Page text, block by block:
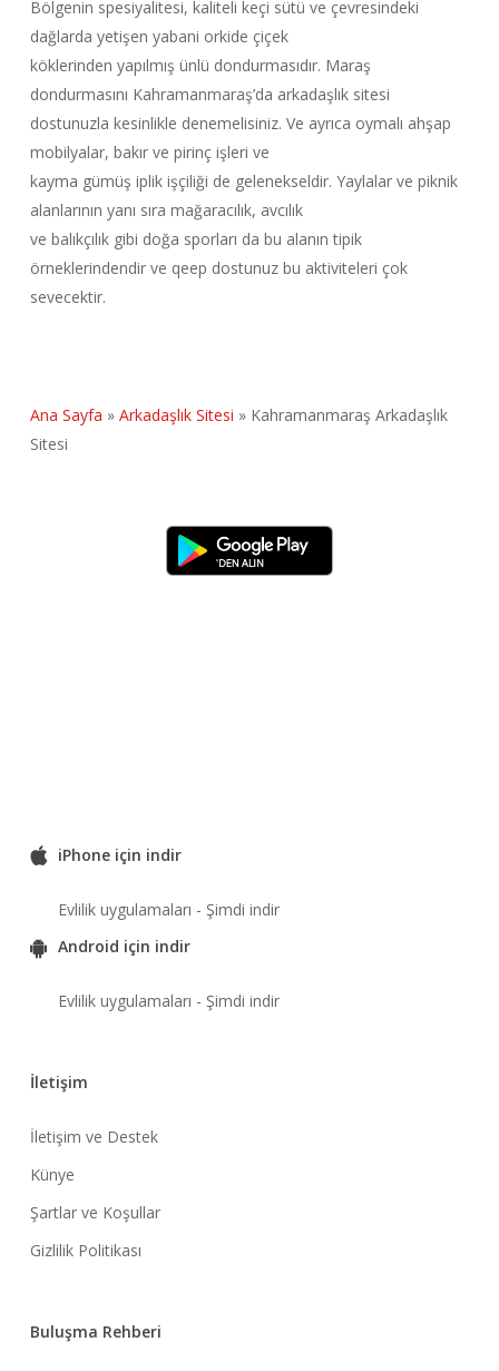
Bölgenin spesiyalitesi, kaliteli keçi sütü ve çevresindeki
dağlarda yetişen yabani orkide çiçek
köklerinden yapılmış ünlü dondurmasıdır. Maraş
dondurmasını Kahramanmaraş’da arkadaşlık sitesi
dostunuzla kesinlikle denemelisiniz. Ve ayrıca oymalı ahşap
mobilyalar, bakır ve pirinç işleri ve
kayma gümüş iplik işçiliği de gelenekseldir. Yaylalar ve piknik
alanlarının yanı sıra mağaracılık, avcılık
ve balıkçılık gibi doğa sporları da bu alanın tipik
örneklerindendir ve qeep dostunuz bu aktiviteleri çok
sevecektir.
Ana Sayfa » Arkadaşlık Sitesi » Kahramanmaraş Arkadaşlık
Sitesi
iPhone için indir
Evlilik uygulamaları - Şimdi indir
Android için indir
Evlilik uygulamaları - Şimdi indir
İletişim
İletişim ve Destek
Künye
Şartlar ve Koşullar
Gizlilik Politikası
Buluşma Rehberi